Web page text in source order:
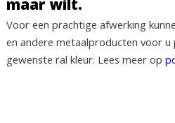
maar wilt.
Voor een prachtige afwerking
en andere metaalproducten voor u
gewenste ral kleur. Lees meer op